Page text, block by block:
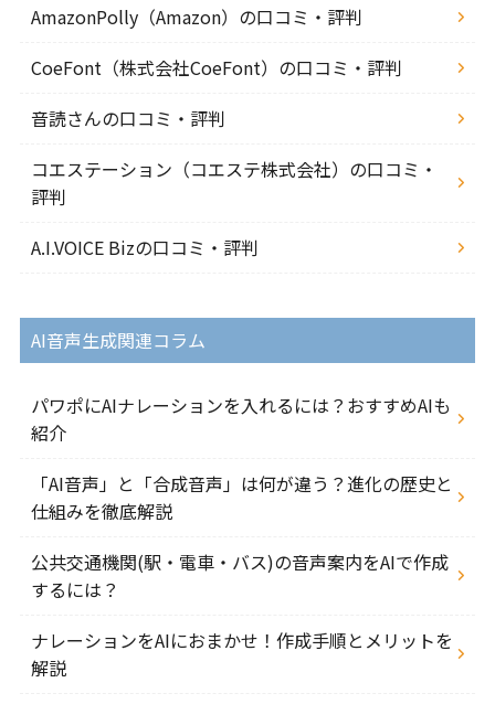
AmazonPolly（Amazon）の口コミ・評判
CoeFont（株式会社CoeFont）の口コミ・評判
音読さんの口コミ・評判
コエステーション（コエステ株式会社）の口コミ・
評判
A.I.VOICE Bizの口コミ・評判
AI音声生成関連コラム
パワポにAIナレーションを入れるには？おすすめAIも
紹介
「AI音声」と「合成音声」は何が違う？進化の歴史と
仕組みを徹底解説
公共交通機関(駅・電車・バス)の音声案内をAIで作成
するには？
ナレーションをAIにおまかせ！作成手順とメリットを
解説